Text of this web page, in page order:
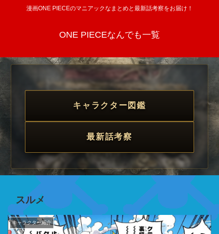
漫画ONE PIECEのマニアックなまとめと最新話考察をお届け！
ONE PIECEなんでも一覧
キャラクター図鑑
最新話考察
スルメ
キャラクター紹介